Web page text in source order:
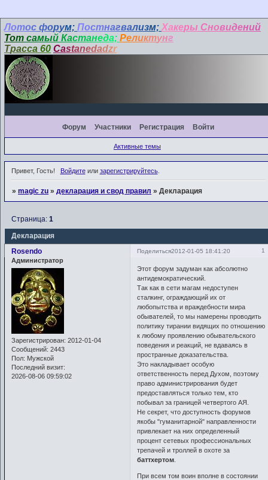
Лотос форум; Постнагвализм; Хакеры Сновидений
Тот самый Кастанеда; Реликтунг
Трасса 60 Castanedadzr
Форум Участники Регистрация Войти
Активные темы
Привет, Гость! Войдитеили зарегистрируйтесь.
»magic zu »декларация и свод правил »Декларация
Декларация
Страница:1
Поделиться 1
2012-01-05 18:41:20
Rosendo
Администратор
Зарегистрирован: 2012-01-04
Сообщений: 2443
Пол: Мужской
Последний визит:
2026-08-06 09:59:02
Этот форум задуман как абсолютно
антидемократический.
Так как в сети магам недоступен
сталкинг, ограждающий их от
любопытства и враждебности мира
обывателей, то мы намерены проводить
политику тирании видящих по отношению
к любому проявлению обывательского
поведения и реакций, не вдаваясь в
пространные доказательства.
Это накладывает особую
ответственность перед Духом, поэтому
право администрирования будет
предоставляться только тем, кто
побывал за границей четвертого АЯ.
Не секрет, что доступность форумов
якобы "гуманитарной" направленности
привлекает на них определенный
процент сетевых профессиональных
трепачей и троллей в охоте за
баттхертом
При всем том воин вполне в состоянии